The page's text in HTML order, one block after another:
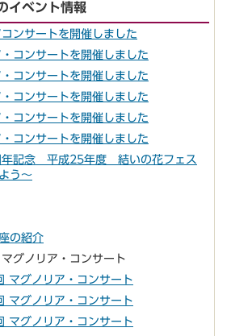
イベント情報
ンサートを開催しました
コンサートを開催しました
コンサートを開催しました
コンサートを開催しました
コンサートを開催しました
コンサートを開催しました
年記念 平成25年度 結いの花フェス
う～
の紹介
グノリア・コンサート
マグノリア・コンサート
マグノリア・コンサート
マグノリア・コンサート